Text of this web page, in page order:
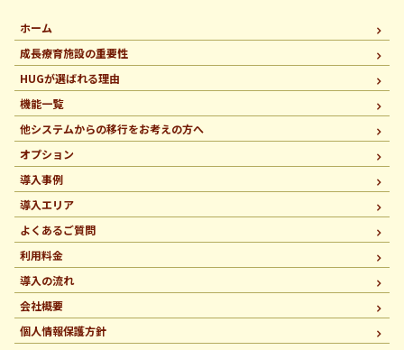
ホーム
成長療育施設の重要性
HUGが選ばれる理由
機能一覧
他システムからの移行をお考えの方へ
オプション
導入事例
導入エリア
よくあるご質問
利用料金
導入の流れ
会社概要
個人情報保護方針